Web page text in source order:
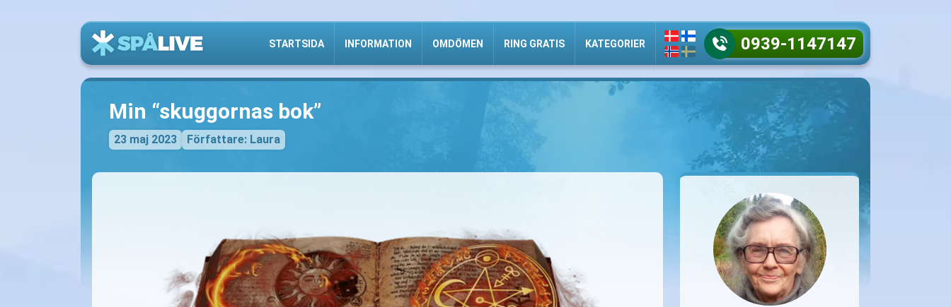
STARTSIDA INFORMATION OMDÖMEN RING GRATIS KATEGORIER 0939-1147147
Min “skuggornas bok”
23 maj 2023 Författare: Laura